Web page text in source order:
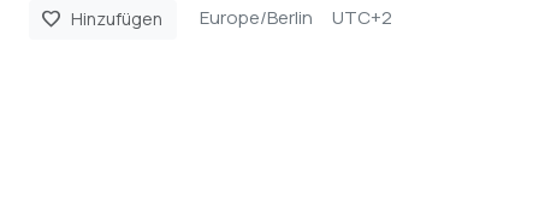
favorite Hinzufügen Europe/Berlin UTC+2